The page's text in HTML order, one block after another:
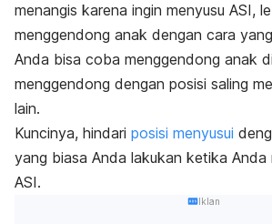
menangis karena ingin menyusu ASI,
menggendong anak dengan cara
Anda bisa coba menggendong anak
menggendong dengan posisi saling
lain.
Kuncinya, hindari posisi menyusui
yang biasa Anda lakukan ketika Anda
ASI.
Iklan